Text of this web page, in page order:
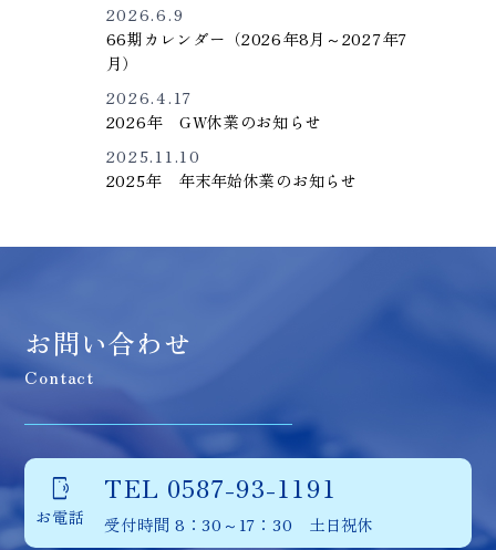
2026.6.9
66期カレンダー（2026年8月～2027年7
月）
2026.4.17
2026年 GW休業のお知らせ
2025.11.10
2025年 年末年始休業のお知らせ
お問い合わせ
Contact
phonelink_ring
お電話
TEL 0587-93-1191
受付時間 8：30～17：30 土日祝休